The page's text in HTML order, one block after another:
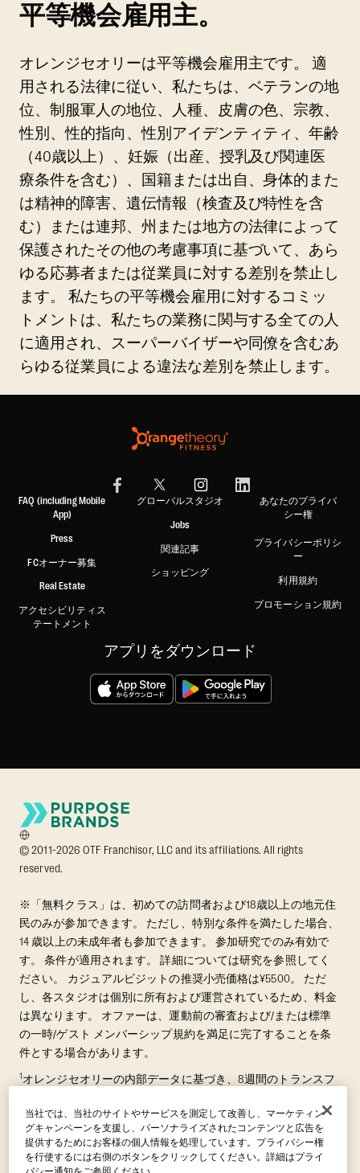
平等機会雇用主。
オレンジセオリーは平等機会雇用主です。 適
用される法律に従い、私たちは、ベテランの地
位、制服軍人の地位、人種、皮膚の色、宗教、
性別、性的指向、性別アイデンティティ、年齢
（40歳以上）、妊娠（出産、授乳及び関連医
療条件を含む）、国籍または出自、身体的また
は精神的障害、遺伝情報（検査及び特性を含
む）または連邦、州または地方の法律によって
保護されたその他の考慮事項に基づいて、あら
ゆる応募者または従業員に対する差別を禁止し
ます。 私たちの平等機会雇用に対するコミッ
トメントは、私たちの業務に関与する全ての人
に適用され、スーパーバイザーや同僚を含むあ
らゆる従業員による違法な差別を禁止します。
FAQ (including Mobile
App)
Press
FCオーナー募集
Real Estate
アクセシビリティス
テートメント
グローバルスタジオ
Jobs
関連記事
ショッピング
あなたのプライバ
シー権
プライバシーポリシ
ー
利用規約
プロモーション規約
アプリをダウンロード
© 2011-2026 OTF Franchisor, LLC and its affiliations. All rights
reserved.
※「無料クラス」は、初めての訪問者および18歳以上の地元住
民のみが参加できます。 ただし、特別な条件を満たした場合、
14 歳以上の未成年者も参加できます。 参加研究でのみ有効で
す。 条件が適用されます。 詳細については研究を参照してく
ださい。 カジュアルビジットの推奨小売価格は¥5500。 ただ
し、各スタジオは個別に所有および運営されているため、料金
は異なります。 オファーは、運動前の審査および/または標準
の一時/ゲスト メンバーシップ規約を満足に完了することを条
件とする場合があります。
1オレンジセオリーの内部データに基づき、8週間のトランスフ
象に、平均的な脂肪減少量と除脂肪筋肉量の増加を測定しまし
た。これらの結果は、Quindry et al., 2021 の第三者による研究成
果によって裏付けられています: “Physiologic and Psychologic
当社では、当社のサイトやサービスを測定して改善し、マーケティン
グキャンペーンを支援し、パーソナライズされたコンテンツと広告を
提供するためにお客様の個人情報を処理しています。プライバシー権
を行使するには右側のボタンをクリックしてください。詳細はプライ